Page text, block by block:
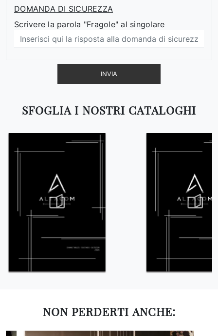
SFOGLIA I NOSTRI CATALOGHI
DOMANDA DI SICUREZZA
Scrivere la parola "Fragole" al singolare
INVIA
NON PERDERTI ANCHE: